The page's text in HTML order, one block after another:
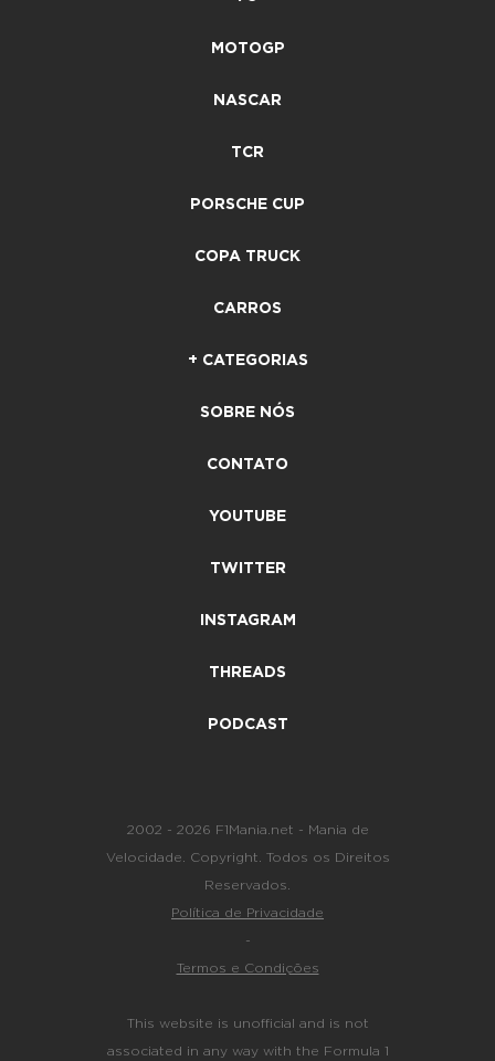
MOTOGP
NASCAR
TCR
PORSCHE CUP
COPA TRUCK
CARROS
+ CATEGORIAS
SOBRE NÓS
CONTATO
YOUTUBE
TWITTER
INSTAGRAM
THREADS
PODCAST
2002 - 2026 F1Mania.net - Mania de
Velocidade. Copyright. Todos os Direitos
Reservados.
Política de Privacidade
-
Termos e Condições
This website is unofficial and is not
associated in any way with the Formula 1